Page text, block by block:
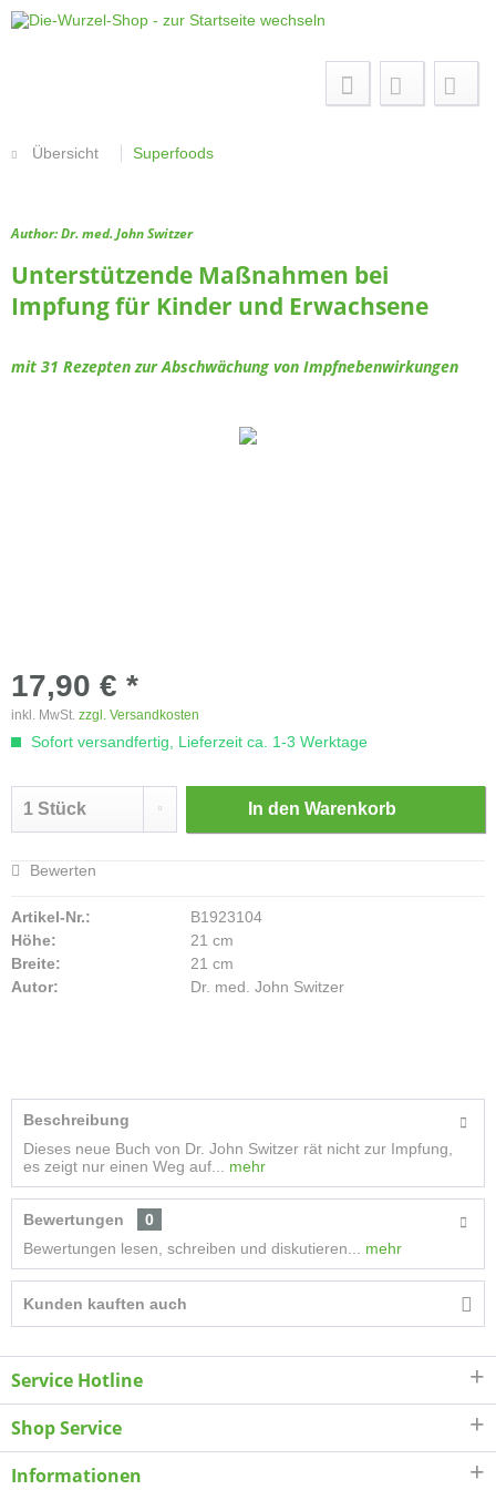
Übersicht Superfoods
Author: Dr. med. John Switzer
Unterstützende Maßnahmen bei
Impfung für Kinder und Erwachsene
mit 31 Rezepten zur Abschwächung von Impfnebenwirkungen
17,90 € *
inkl. MwSt. zzgl. Versandkosten
Sofort versandfertig, Lieferzeit ca. 1-3 Werktage
In den Warenkorb
Bewerten
Artikel-Nr.:
B1923104
Höhe:
21 cm
Breite:
21 cm
Autor:
Dr. med. John Switzer
Beschreibung
Dieses neue Buch von Dr. John Switzer rät nicht zur Impfung,
es zeigt nur einen Weg auf...
mehr
Bewertungen
0
Bewertungen lesen, schreiben und diskutieren...
mehr
Kunden kauften auch
Service Hotline
Shop Service
Informationen